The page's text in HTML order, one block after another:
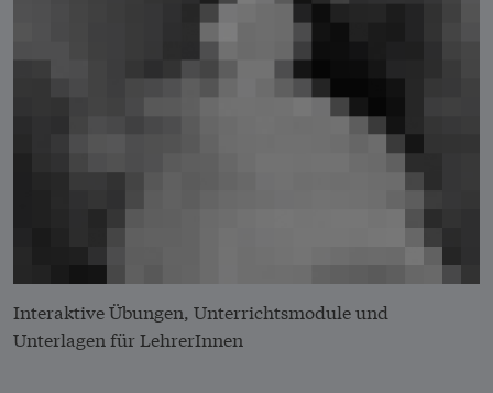
Interaktive Übungen, Unterrichtsmodule und
Unterlagen für LehrerInnen